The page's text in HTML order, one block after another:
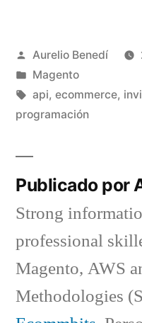
Publicado
por
Aurelio Benedí
Publicado
en
Magento
Etiquetas:
api, ecommerce,
programación
Publicado por
Strong
professional
Magento, AWS
Methodologies